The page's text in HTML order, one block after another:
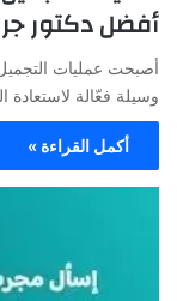
أفضل دكتور
أصبحت عمليات
وسيلة فعّالة لاستعادة
أكمل القراءة »